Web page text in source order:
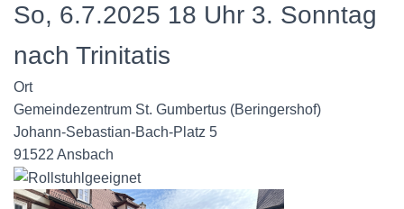
So, 6.7.2025 18 Uhr 3. Sonntag
nach Trinitatis
Ort
Gemeindezentrum St. Gumbertus (Beringershof)
Johann-Sebastian-Bach-Platz 5
91522 Ansbach